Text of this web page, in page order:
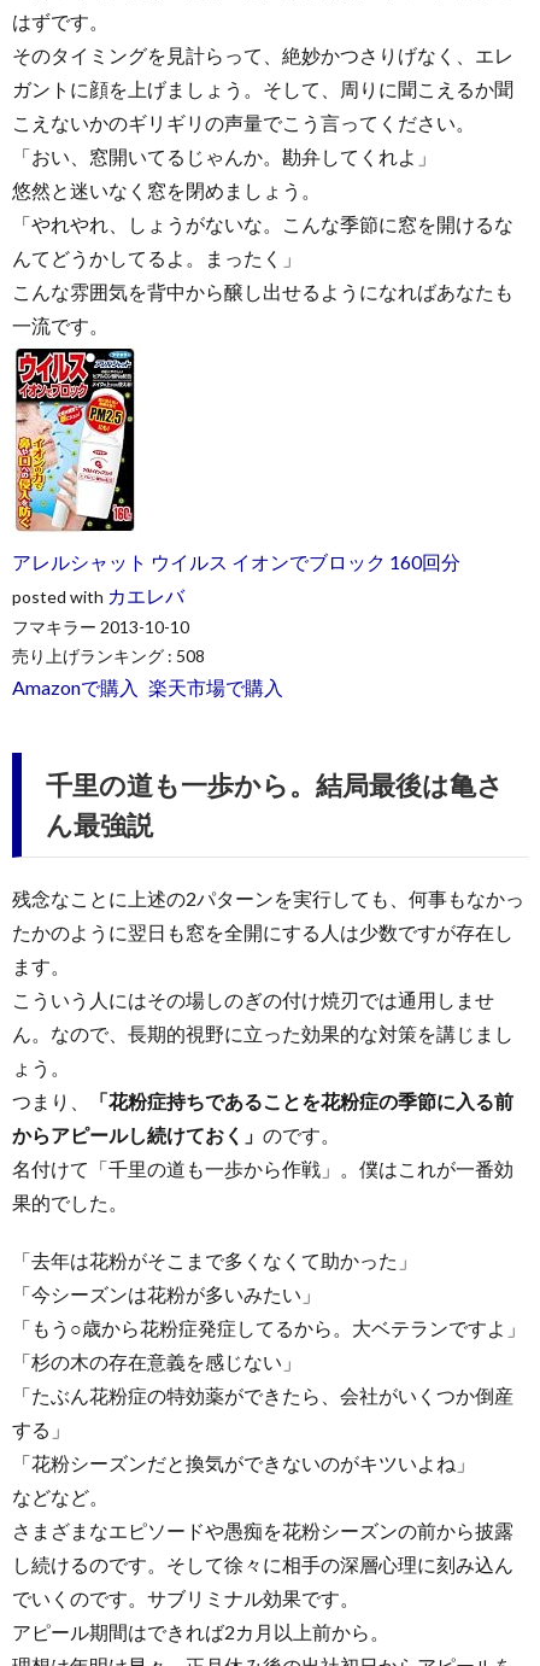
はずです。
そのタイミングを見計らって、絶妙かつさりげなく、エレ
ガントに顔を上げましょう。そして、周りに聞こえるか聞
こえないかのギリギリの声量でこう言ってください。
「おい、窓開いてるじゃんか。勘弁してくれよ」
悠然と迷いなく窓を閉めましょう。
「やれやれ、しょうがないな。こんな季節に窓を開けるな
んてどうかしてるよ。まったく」
こんな雰囲気を背中から醸し出せるようになればあなたも
一流です。
アレルシャット ウイルス イオンでブロック 160回分
posted with カエレバ
フマキラー 2013-10-10
売り上げランキング : 508
Amazonで購入 楽天市場で購入
千里の道も一歩から。結局最後は亀さ
ん最強説
残念なことに上述の2パターンを実行しても、何事もなかっ
たかのように翌日も窓を全開にする人は少数ですが存在し
ます。
こういう人にはその場しのぎの付け焼刃では通用しませ
ん。なので、長期的視野に立った効果的な対策を講じまし
ょう。
つまり、
「花粉症持ちであることを花粉症の季節に入る前
からアピールし続けておく」 のです。
名付けて「千里の道も一歩から作戦」。僕はこれが一番効
果的でした。
「去年は花粉がそこまで多くなくて助かった」
「今シーズンは花粉が多いみたい」
「もう○歳から花粉症発症してるから。大ベテランですよ」
「杉の木の存在意義を感じない」
「たぶん花粉症の特効薬ができたら、会社がいくつか倒産
する」
「花粉シーズンだと換気ができないのがキツいよね」
などなど。
さまざまなエピソードや愚痴を花粉シーズンの前から披露
し続けるのです。そして徐々に相手の深層心理に刻み込ん
でいくのです。サブリミナル効果です。
アピール期間はできれば2カ月以上前から。